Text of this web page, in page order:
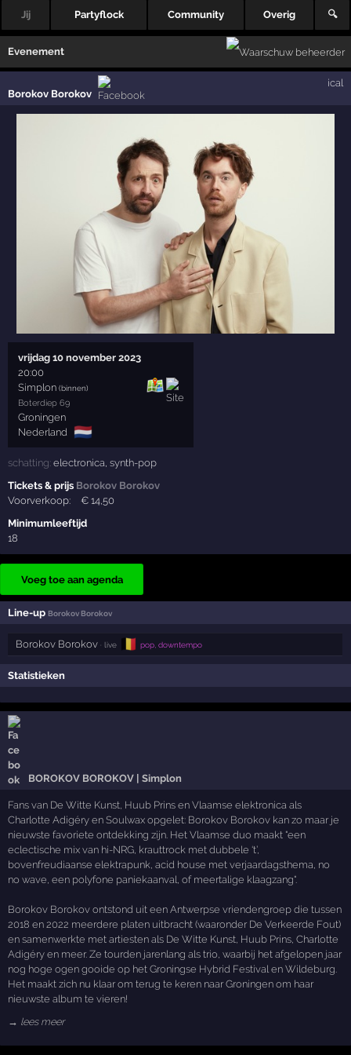
Jij Partyflock Community Overig 🔍
Evenement
Borokov Borokov
ical
vrijdag 10 november 2023
20:00
Simplon (binnen)
Boterdiep 69
Groningen
Nederland
🇳🇱
schatting:electronica ,synth-pop
Tickets & prijs Borokov Borokov
Voorverkoop:
€14,50
Minimumleeftijd
18
Voeg toe aan agenda
Line-up Borokov Borokov
Borokov Borokov · live 🇧🇪 pop, downtempo
Statistieken
BOROKOV BOROKOV | Simplon
Fans van De Witte Kunst, Huub Prins en Vlaamse elektronica als
Charlotte Adigéry en Soulwax opgelet: Borokov Borokov kan zo maar je
nieuwste favoriete ontdekking zijn. Het Vlaamse duo maakt "een
eclectische mix van hi-NRG, krauttrock met dubbele ‘t’,
bovenfreudiaanse elektrapunk, acid house met verjaardagsthema, no
no wave, een polyfone paniekaanval, of meertalige klaagzang".
Borokov Borokov ontstond uit een Antwerpse vriendengroep die tussen
2018 en 2022 meerdere platen uitbracht (waaronder De Verkeerde Fout)
en samenwerkte met artiesten als De Witte Kunst, Huub Prins, Charlotte
Adigéry en meer. Ze tourden jarenlang als trio, waarbij het afgelopen jaar
nog hoge ogen gooide op het Groningse Hybrid Festival en Wildeburg.
Het maakt zich nu klaar om terug te keren naar Groningen om haar
nieuwste album te vieren!
→ lees meer